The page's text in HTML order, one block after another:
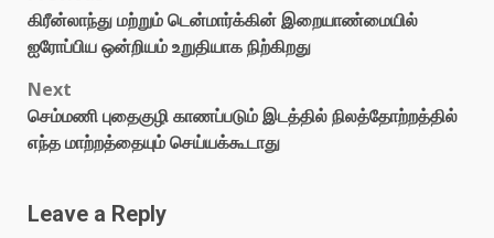
கிரீன்லாந்து மற்றும் டென்மார்க்கின் இறையாண்மையில்
ஐரோப்பிய ஒன்றியம் உறுதியாக நிற்கிறது
Next
செம்மணி புதைகுழி காணப்படும் இடத்தில் நிலத்தோற்றத்தில்
எந்த மாற்றத்தையும் செய்யக்கூடாது
Leave a Reply